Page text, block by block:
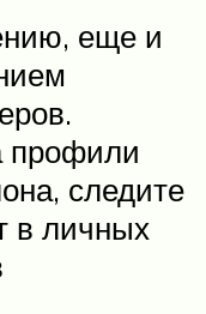
еще и
профили
следите
в личных